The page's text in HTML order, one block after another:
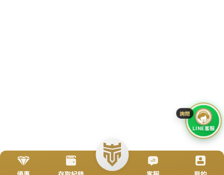
優惠 存取紀錄 客服 我的